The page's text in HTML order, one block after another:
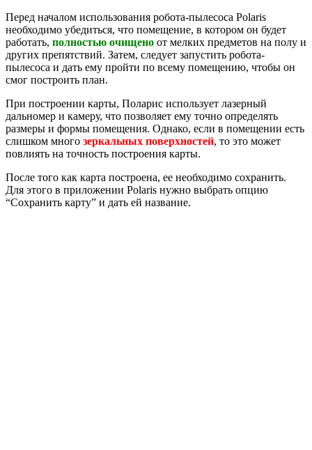
Перед началом использования робота-пылесоса Polaris
необходимо убедиться, что помещение, в котором он будет
работать, полностью очищено от мелких предметов на полу и
других препятствий. Затем, следует запустить робота-
пылесоса и дать ему пройти по всему помещению, чтобы он
смог построить план.
При построении карты, Поларис использует лазерный
дальномер и камеру, что позволяет ему точно определять
размеры и формы помещения. Однако, если в помещении есть
слишком много зеркальных поверхностей, то это может
повлиять на точность построения карты.
После того как карта построена, ее необходимо сохранить.
Для этого в приложении Polaris нужно выбрать опцию
“Сохранить карту” и дать ей название.